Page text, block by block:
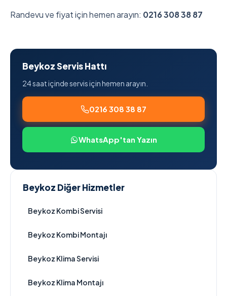
Randevu ve fiyat için hemen arayın: 0216 308 38 87
Beykoz Servis Hattı
24 saat içinde servis için hemen arayın.
0216 308 38 87
WhatsApp'tan Yazın
Beykoz Diğer Hizmetler
Beykoz Kombi Servisi
Beykoz Kombi Montajı
Beykoz Klima Servisi
Beykoz Klima Montajı